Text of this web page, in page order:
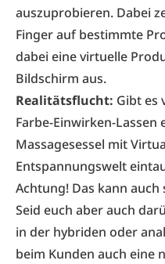
auszuprobieren. Dabei
Finger auf bestimmte
dabei eine virtuelle
Bildschirm aus.
Realitätsflucht: Gibt es
Farbe-Einwirken-Lassen
Massagesessel mit
Entspannungswelt
Achtung! Das kann auch
Seid euch aber auch
in der hybriden oder
beim Kunden auch eine